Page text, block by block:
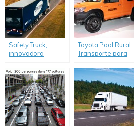
Safety Truck,
innovadora
Samsung para
camiones
Toyota Pool Rural.
Transporte para